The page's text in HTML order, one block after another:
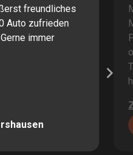
freundliches
Auto zufrieden
immer